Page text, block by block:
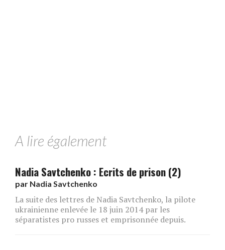
A lire également
Nadia Savtchenko : Ecrits de prison (2)
par Nadia Savtchenko
La suite des lettres de Nadia Savtchenko, la pilote
ukrainienne enlevée le 18 juin 2014 par les
séparatistes pro russes et emprisonnée depuis.